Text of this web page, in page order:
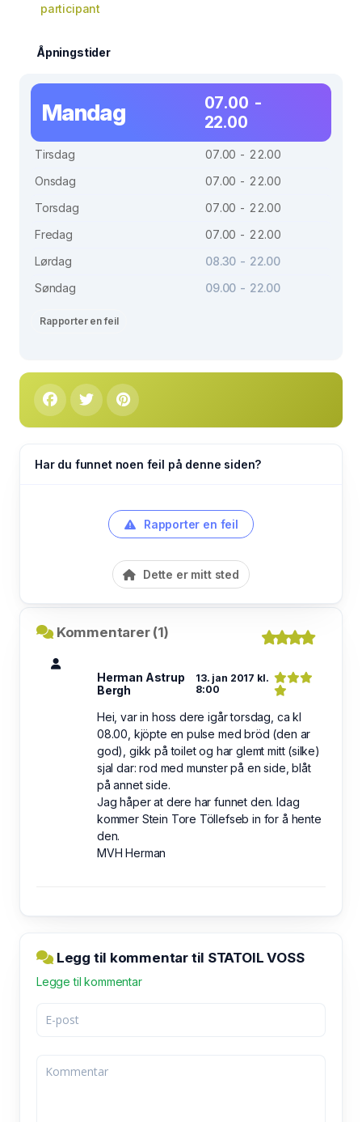
participant
Åpningstider
Mandag
07.00 -
22.00
Tirsdag
07.00 - 22.00
Onsdag
07.00 - 22.00
Torsdag
07.00 - 22.00
Fredag
07.00 - 22.00
Lørdag
08.30 - 22.00
Søndag
09.00 - 22.00
Rapporter en feil
Har du funnet noen feil på denne siden?
Rapporter en feil
Dette er mitt sted
Kommentarer (1)
Herman Astrup
Bergh
13. jan 2017 kl.
8:00
Hei, var in hoss dere igår torsdag, ca kl
08.00, kjöpte en pulse med bröd (den ar
god), gikk på toilet og har glemt mitt (silke)
sjal dar: rod med munster på en side, blåt
på annet side.
Jag håper at dere har funnet den. Idag
kommer Stein Tore Töllefseb in for å hente
den.
MVH Herman
Legg til kommentar til STATOIL VOSS
Legge til kommentar